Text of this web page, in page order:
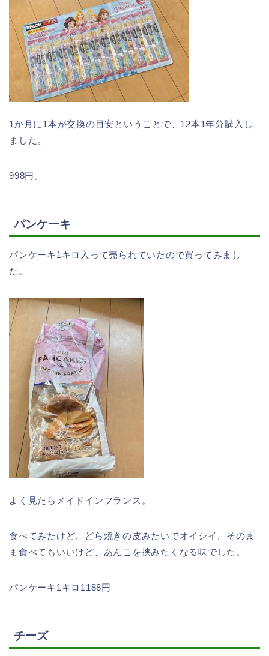
1か月に1本が交換の目安ということで、12本1年分購入し
ました。
998円。
パンケーキ
パンケーキ1キロ入って売られていたので買ってみまし
た。
よく見たらメイドインフランス。
食べてみたけど、どら焼きの皮みたいでオイシイ。そのま
ま食べてもいいけど、あんこを挟みたくなる味でした。
パンケーキ1キロ1188円
チーズ